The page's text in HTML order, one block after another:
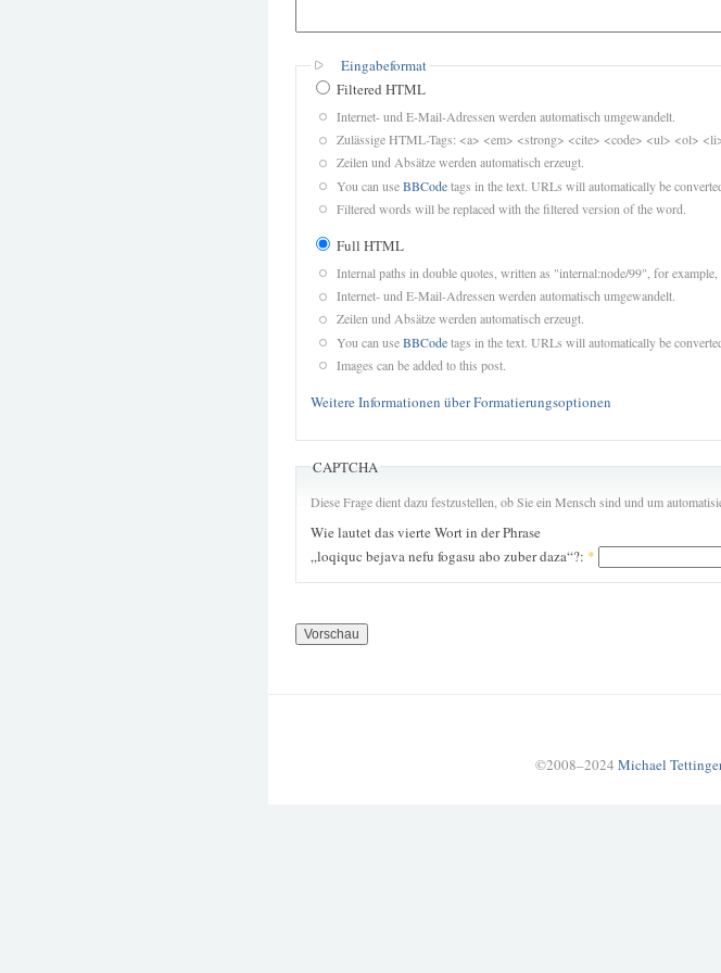
Eingabeformat
Filtered HTML
Internet- und E-Mail-Adressen werden automatisch umgewandelt.
Zulässige HTML-Tags: <a> <em> <strong> <cite> <code> <ul> <ol>
Zeilen und Absätze werden automatisch erzeugt.
You can useBBCodetags in the text. URLs will automatically be
Filtered words will be replaced with the filtered version of the word.
Full HTML
Internal paths in double quotes, written as "internal:node/99", for
Internet- und E-Mail-Adressen werden automatisch umgewandelt.
Zeilen und Absätze werden automatisch erzeugt.
You can useBBCodetags in the text. URLs will automatically be
Images can be added to this post.
Weitere Informationen über Formatierungsoptionen
CAPTCHA
Diese Frage dient dazu festzustellen, ob Sie ein Mensch sind und um
Wie lautet das vierte Wort in der Phrase
„loqiquc bejava nefu fogasu abo zuber daza“?: *
©2008–2024 Michael Tettinger